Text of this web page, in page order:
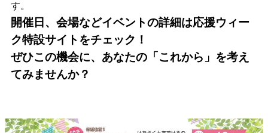
す。
開催日、会場などイベントの詳細は応援ウィー
ク特設サイトをチェック！
ぜひこの機会に、あなたの「これから」を考え
てみませんか？